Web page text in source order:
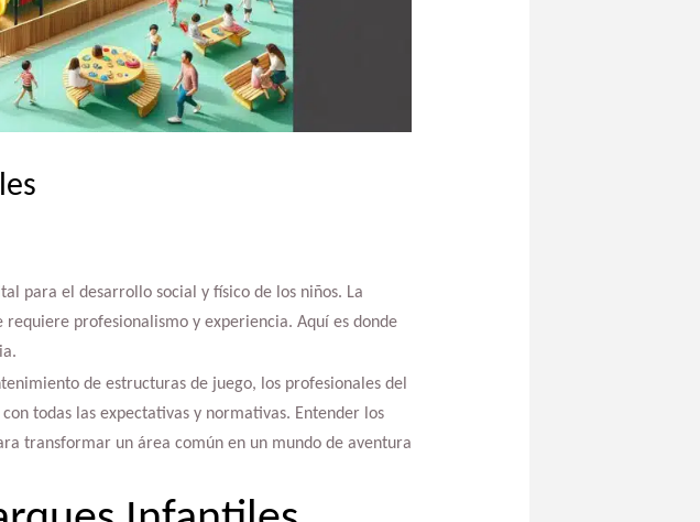
para el desarrollo social y físico de los niños. La
profesionalismo y experiencia. Aquí es donde
de estructuras de juego, los profesionales del
todas las expectativas y normativas. Entender los
transformar un área común en un mundo de aventura